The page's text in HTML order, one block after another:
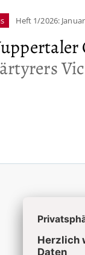
Heft 1/2026: Januar